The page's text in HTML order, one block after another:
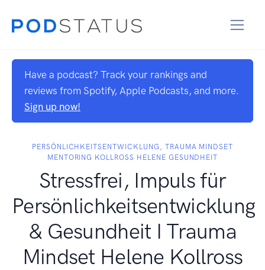
Have a podcast? Track your rankings and
reviews from Spotify, Apple Podcasts, and more.
Sign up now!
PERSÖNLICHKEITSENTWICKLUNG, TRAUMA MINDSET
MENTORING KOLLROSS HELENE GESUNDHEIT
Stressfrei, Impuls für
Persönlichkeitsentwicklung
& Gesundheit I Trauma
Mindset Helene Kollross